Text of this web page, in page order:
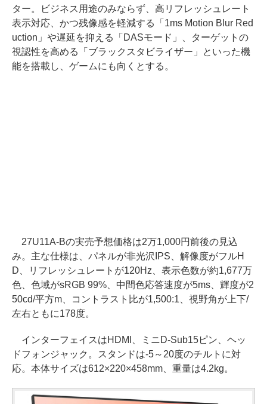
ター。ビジネス用途のみならず、高リフレッシュレート
表示対応、かつ残像感を軽減する「1ms Motion Blur Red
uction」や遅延を抑える「DASモード」、ターゲットの
視認性を高める「ブラックスタビライザー」といった機
能を搭載し、ゲームにも向くとする。
27U11A-Bの実売予想価格は2万1,000円前後の見込
み。主な仕様は、パネルが非光沢IPS、解像度がフルH
D、リフレッシュレートが120Hz、表示色数が約1,677万
色、色域がsRGB 99%、中間色応答速度が5ms、輝度が2
50cd/平方m、コントラスト比が1,500:1、視野角が上下/
左右ともに178度。
インターフェイスはHDMI、ミニD-Sub15ピン、ヘッ
ドフォンジャック。スタンドは-5～20度のチルトに対
応。本体サイズは612×220×458mm、重量は4.2kg。